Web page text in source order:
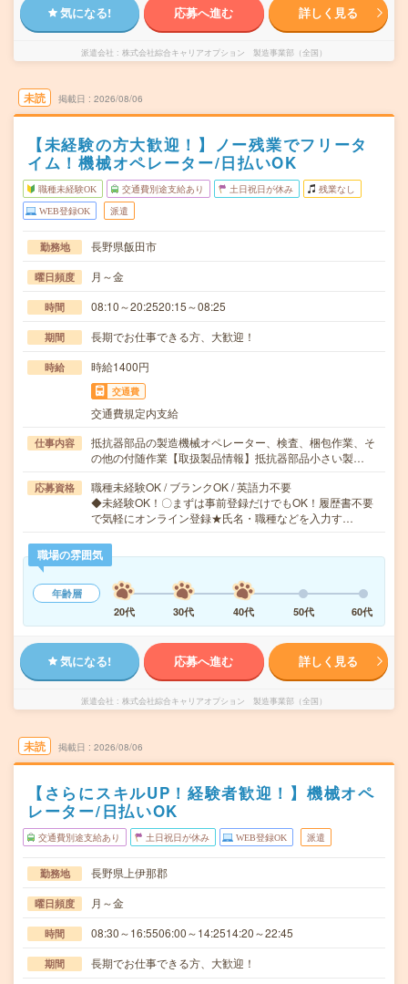
気になる! 応募へ進む 詳しく見る
派遣会社 株式会社綜合キャリアオプション 製造事業部（全国）
未読 掲載日 2026/08/06
【未経験の方大歓迎！】ノー残業でフリータ
イム！機械オペレーター/日払いOK
職種未経験OK 交通費別途支給あり 土日祝日が休み 残業なし
WEB登録OK 派遣
勤務地 長野県飯田市
曜日頻度 月～金
時間 08:10～20:2520:15～08:25
期間 長期でお仕事できる方、大歓迎！
時給 時給1400円
交通費
交通費規定内支給
仕事内容
抵抗器部品の製造機械オペレーター、検査、梱包作業、そ
の他の付随作業【取扱製品情報】抵抗器部品小さい製…
応募資格
職種未経験OK / ブランクOK / 英語力不要
◆未経験OK！〇まずは事前登録だけでもOK！履歴書不要
で気軽にオンライン登録★氏名・職種などを入力す…
職場の雰囲気
年齢層
20代
30代 40代 50代 60代
気になる! 応募へ進む 詳しく見る
派遣会社 株式会社綜合キャリアオプション 製造事業部（全国）
未読 掲載日 2026/08/06
【さらにスキルUP！経験者歓迎！】機械オペ
レーター/日払いOK
交通費別途支給あり 土日祝日が休み WEB登録OK 派遣
勤務地 長野県上伊那郡
曜日頻度 月～金
時間 08:30～16:5506:00～14:2514:20～22:45
期間 長期でお仕事できる方、大歓迎！